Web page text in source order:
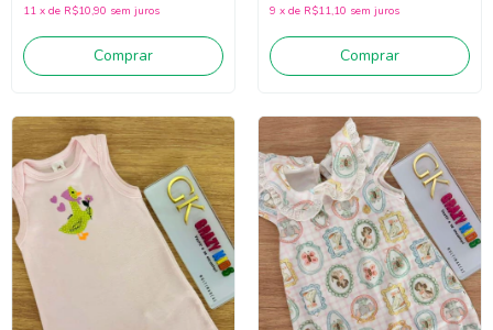
11 x de R$10,90 sem juros
Comprar
9 x de R$11,10 sem juros
Comprar